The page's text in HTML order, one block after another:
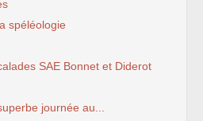
spéléologie
SAE Bonnet et Diderot
journée au...